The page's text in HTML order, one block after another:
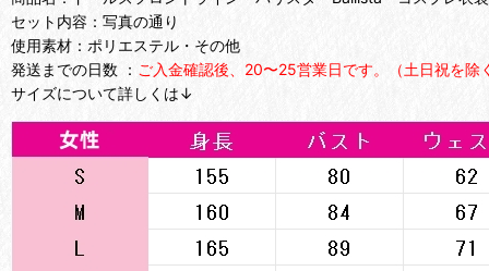
セット内容：写真の通り
使用素材：ポリエステル・その他
発送までの日数 ： ご入金確認後、20〜25営業日です。（土日祝を除
サイズについて詳しくは↓